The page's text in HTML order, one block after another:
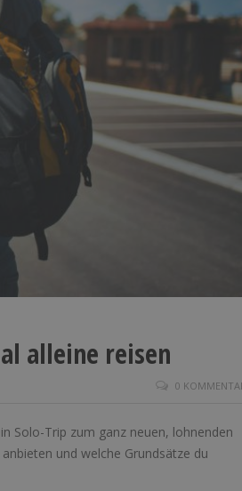
alleine reisen
0
Solo-Trip zum ganz neuen, lohnenden
und welche Grundsätze du